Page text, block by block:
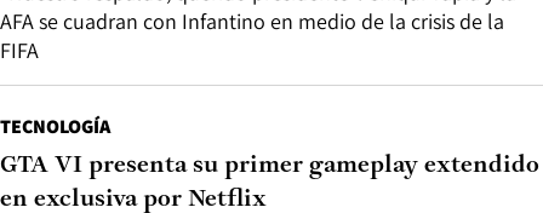
AFA se cuadran con Infantino en medio de la crisis de la
FIFA
TECNOLOGÍA
GTA VI presenta su primer gameplay extendido
en exclusiva por Netflix